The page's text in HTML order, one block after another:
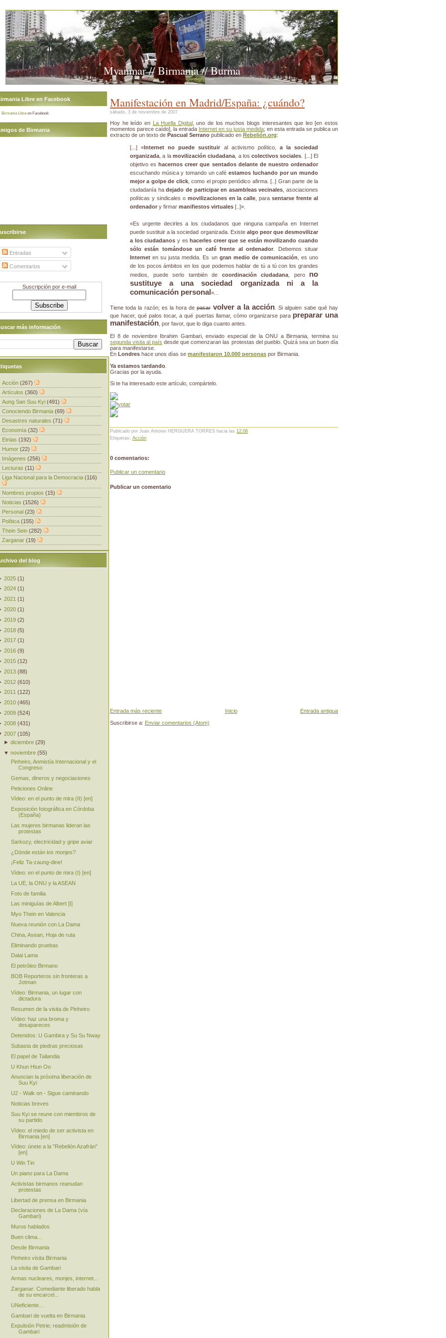
Myanmar // Birmania // Burma
Manifestación en Madrid/España: ¿cuándo?
sábado, 3 de noviembre de 2007
Hoy he leído en La Huella Digital, uno de los muchos blogs interesantes que leo [en estos
momentos parece caído], la entrada Internet en su justa medida; en esta entrada se publica un
extracto de un texto de Pascual Serrano publicado en Rebelión.org:
[...] « Internet no puede sustituir al activismo político, a la sociedad
organizada , a la movilización ciudadana , a loscolectivos sociales . [...] El
objetivo es hacernos creer que sentados delante de nuestro ordenador
escuchando música y tomando un caféestamos luchando por un mundo
mejor a golpe de click, como el propio periódico afirma. [..] Gran parte de la
ciudadanía hadejado de participar en asambleas vecinales , asociaciones
políticas y sindicales o movilizaciones en la calle , parasentarse frente al
ordenador y firmar manifiestos virtuales [..]».
«Es urgente decirles a los ciudadanos que ninguna campaña en Internet
puede sustituir a la sociedad organizada. Existe algo peor que desmovilizar
a los ciudadanos y es hacerles creer que se están movilizando cuando
sólo están tomándose un café frente al ordenador . Debemos situar
Internet en su justa medida. Es un gran medio de comunicación , es uno
de los pocos ámbitos en los que podemos hablar de tú a tú con los grandes
medios, puede serlo también de coordinación ciudadana , pero no
sustituye a una sociedad organizada ni a la
comunicación personal »...
Tiene toda la razón; es la hora depasar volver a la acción . Si alguien sabe qué hay
que hacer, qué palos tocar, a qué puertas llamar, cómo organizarse para preparar una
manifestación , por favor, que lo diga cuanto antes.
El 8 de noviembre Ibrahim Gambari, enviado especial de la ONU a Birmania, termina su
segunda visita al país desde que comenzaran las protestas del pueblo. Quizá sea un buen día
para manifestarse.
En Londres hace unos días se manifestaron 10.000 personas por Birmania.
Ya estamos tardando
Gracias por la ayuda.
Si te ha interesado este artículo, compártelo.
Publicado por Juan Antonio HERGUERA TORRES hacia las 12:06
Etiquetas: Acción
0 comentarios:
Publicar un comentario
Publicar un comentario
Entrada más reciente Entrada antigua
Inicio
Suscribirse a: Enviar comentarios (Atom)
Libre en Facebook
Birmania Libre on Facebook
de Birmania
Entradas
Comentarios
Suscripción por e-mail
más información
Acción (267)
Artículos (360)
Aung San Suu Kyi (491)
Conociendo Birmania (69)
Desastres naturales (71)
Economía (32)
Etnias (192)
Humor (22)
Imágenes (256)
Lecturas (11)
Liga Nacional para la Democracia (116)
Nombres propios (15)
Noticias (1526)
Personal (23)
Política (155)
Thein Sein (282)
Zarganar (19)
del blog
2025 (1)
2024 (1 )
2021 (1)
2020 (1)
2019 (2)
2018 (5)
2017 (1 )
2016 (9)
2015 (12)
2013 (88)
2012 (610)
2011 (122)
2010 (465)
2009 (524)
2008 (431)
2007 (105)
►diciembre (29)
▼noviembre (55)
Pinheiro, Anmistía Internacional y el
Congreso
Gemas, dineros y negociaciones
Peticiones Online
Vídeo: en el punto de mira (II) [en]
Exposición fotográfica en Córdoba
(España)
Las mujeres birmanas lideran las
protestas
Sarkozy, electricidad y gripe aviar
¿Dónde están los monjes?
¡Feliz Ta-zaung-dine!
Vídeo: en el punto de mira (I) [en]
La UE, la ONU y la ASEAN
Foto de familia
Las miniguías de Albert [I]
Myo Thein en Valencia
Nueva reunión con La Dama
China, Asean, Hoja de ruta
Eliminando pruebas
Dalai Lama
El petróleo Birmano
BOB Reporteros sin fronteras a
Jotman
Vídeo: Birmania, un lugar con
dictadura
Resumen de la visita de Pinheiro
Vídeo: haz una broma y
desapareces
Detenidos: U Gambira y Su Su Nway
Subasta de piedras preciosas
El papel de Tailandia
U Khun Htun Oo
Anuncian la próxima liberación de
Suu Kyi
U2 - Walk on - Sigue caminando
Noticias breves
Suu Kyi se reune con miembros de
su partido
Vídeo: el miedo de ser activista en
Birmania [en]
Vídeo: únete a la "Rebelión Azafrán"
[en]
U Win Tin
Un piano para La Dama
Activistas birmanos reanudan
protestas
Libertad de prensa en Birmania
Declaraciones de La Dama (vía
Gambari)
Muros hablados
Buen clima...
Desde Birmania
Pinheiro visita Birmania
La visita de Gambari
Armas nucleares, monjes, internet...
Zarganar: Comediante liberado habla
de su encarcel...
UNeficiente...
Gambari de vuelta en Birmania
Expulsión Petrie; readmisión de
Gambari